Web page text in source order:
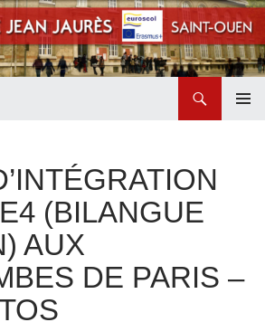
(BILANGUE
AUX
DE PARIS –